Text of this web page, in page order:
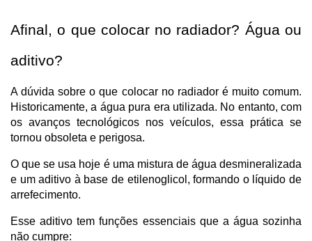
Afinal, o que colocar no radiador? Água ou
aditivo?
A dúvida sobre o que colocar no radiador é muito comum.
Historicamente, a água pura era utilizada. No entanto, com
os avanços tecnológicos nos veículos, essa prática se
tornou obsoleta e perigosa.
O que se usa hoje é uma mistura de água desmineralizada
e um aditivo à base de etilenoglicol, formando o líquido de
arrefecimento.
Esse aditivo tem funções essenciais que a água sozinha
não cumpre: